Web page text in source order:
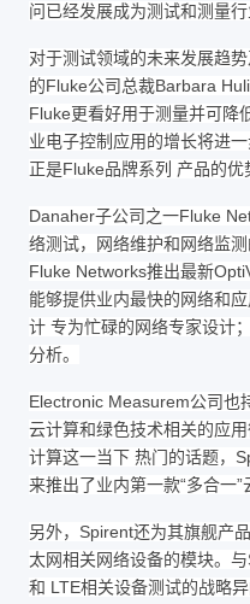
问已经发展成为测试和测量
对于测试领域的未来发展趋
的Fluke公司总裁Barbara
Fluke更看好用于测量并可降
业电子控制应用的增长将进
正是Fluke品牌系列 产品的优
Danaher子公司之一Fluke
络测试，网络维护和网络监测
Fluke Networks推出最新
能够提供业内最快的网络和
计 专为忙碌的网络专家设计
分析。
Electronic Measurem公司也
云计算和绿色技术相关的应
计算这一当下 热门的话题，
来推出了业内第一款“多合一
另外，Spirent还为其旗舰产
太网相关网络设备的模块。
和 LTE相关设备测试的战略